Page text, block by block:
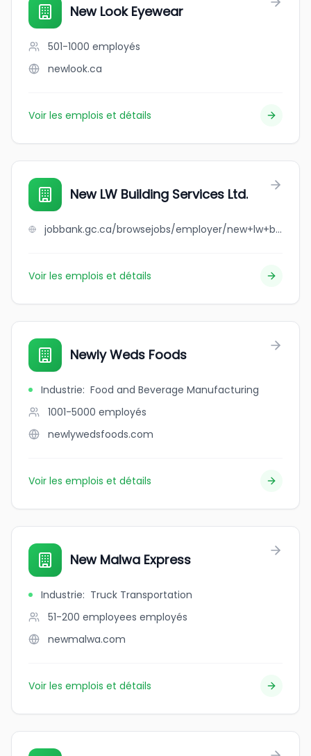
New Look Eyewear
501-1000 employés
newlook.ca
Voir les emplois et détails
New LW Building Services Ltd.
jobbank.gc.ca/browsejobs/employer/new+lw+building+services+ltd./ca
Voir les emplois et détails
Newly Weds Foods
Industrie: Food and Beverage Manufacturing
1001-5000 employés
newlywedsfoods.com
Voir les emplois et détails
New Malwa Express
Industrie: Truck Transportation
51-200 employees employés
newmalwa.com
Voir les emplois et détails